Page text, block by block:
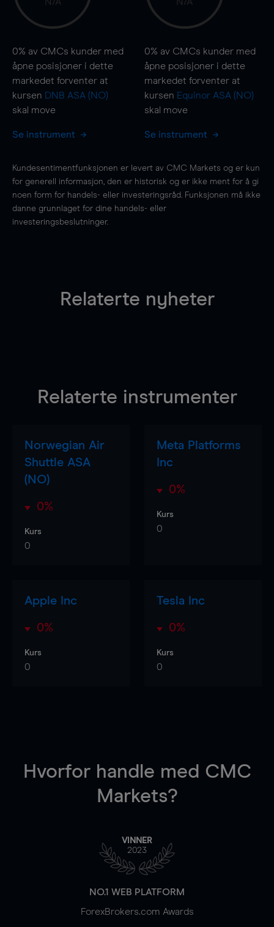
0% av CMCs kunder med
åpne posisjoner i dette
markedet forventer at
kursen DNB ASA (NO)
skal move
Se instrument
0% av CMCs kunder med
åpne posisjoner i dette
markedet forventer at
kursen Equinor ASA (NO)
skal move
Se instrument
Kundesentimentfunksjonen er levert av CMC Markets og er kun
for generell informasjon, den er historisk og er ikke ment for å gi
noen form for handels- eller investeringsråd. Funksjonen må ikke
danne grunnlaget for dine handels- eller
investeringsbeslutninger.
Relaterte nyheter
Relaterte instrumenter
Norwegian Air
Shuttle ASA
(NO)
0%
Kurs
0
Meta Platforms
Inc
0%
Kurs
0
Apple Inc
0%
Kurs
0
Tesla Inc
0%
Kurs
0
Hvorfor handle med CMC
Markets?
VINNER
2023
NO.1 WEB PLATFORM
ForexBrokers.com Awards